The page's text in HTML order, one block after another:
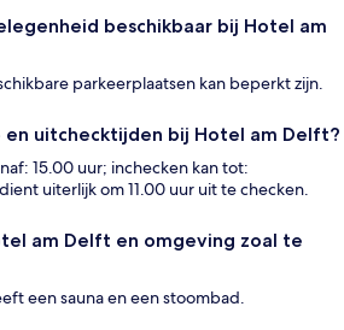
beschikbaar bij Hotel am
parkeerplaatsen kan beperkt zijn.
en uitchecktijden bij Hotel am Delft?
15.00 uur; inchecken kan tot:
uiterlijk om 11.00 uur uit te checken.
am Delft en omgeving zoal te
een sauna en een stoombad.